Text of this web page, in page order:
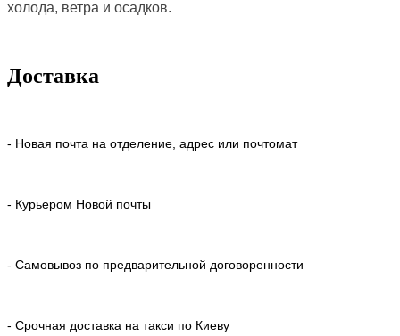
холода, ветра и осадков.
Доставка
- Новая почта на отделение, адрес или почтомат
- Курьером Новой почты
- Самовывоз по предварительной договоренности
- Срочная доставка на такси по Киеву